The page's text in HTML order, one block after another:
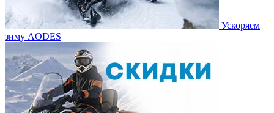
Ускоряем
зиму AODES